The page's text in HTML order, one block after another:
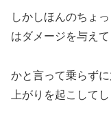
しかしほんのちょ
はダメージを与え
かと言って乗らず
上がりを起こしてし